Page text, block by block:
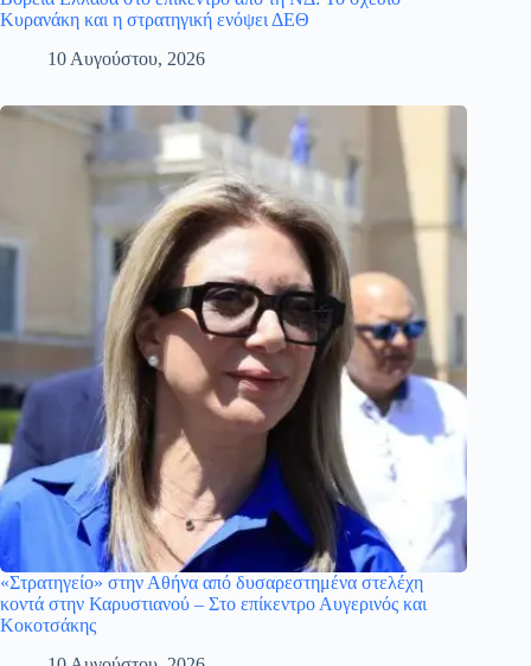
Κυρανάκη και η στρατηγική ενόψει ΔΕΘ
10 Αυγούστου, 2026
«Στρατηγείο» στην Αθήνα από δυσαρεστημένα στελέχη
κοντά στην Καρυστιανού – Στο επίκεντρο Αυγερινός και
Κοκοτσάκης